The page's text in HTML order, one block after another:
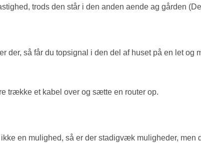
trods den står i den anden aende ag gården
så får du topsignal i den del af huset på en let og
trække et kabel over og sætte en router op.
en mulighed, så er der stadigvæk muligheder, men